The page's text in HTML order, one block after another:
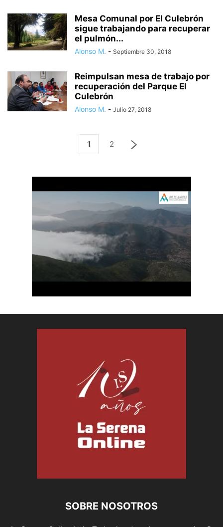
Mesa Comunal por El Culebrón
sigue trabajando para recuperar
el pulmón...
Alonso M. - Septiembre 30, 2018
Reimpulsan mesa de trabajo por
recuperación del Parque El
Culebrón
Alonso M. - Julio 27, 2018
1 2
SOBRE NOSOTROS